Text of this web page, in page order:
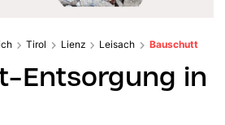
Tirol Lienz Leisach Bauschutt
Entsorgung in